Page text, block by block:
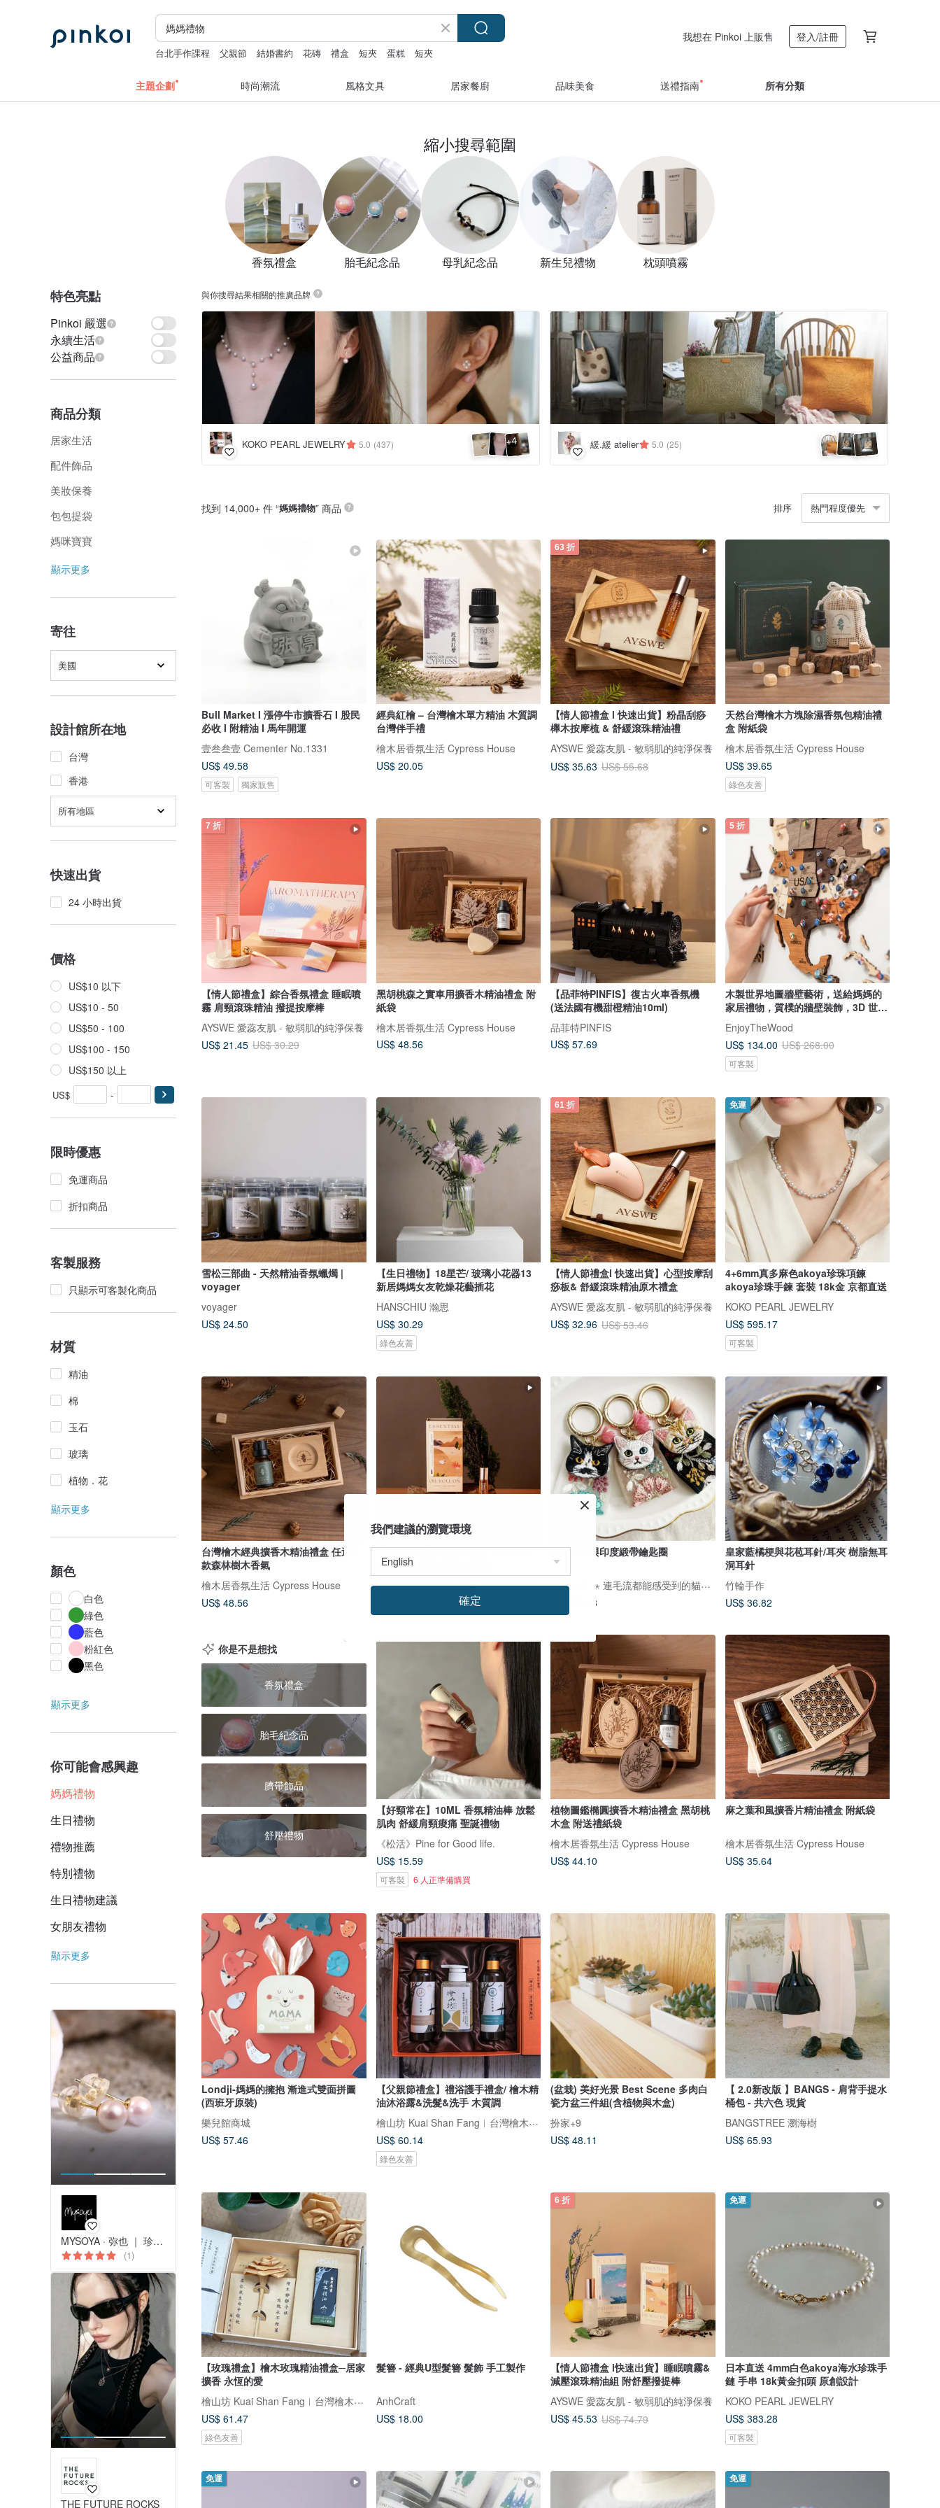
台北手作課程 父親節 結婚書約 花磚 禮盒 短夾 蛋糕 短夾
我想在 Pinkoi 上販售 登入/註冊
主題企劃 時尚潮流 風格文具 居家餐廚 品味美食 送禮指南 所有分類
縮小搜尋範圍
香氛禮盒 胎毛紀念品 母乳紀念品 新生兒禮物 枕頭噴霧
特色亮點
Pinkoi 嚴選
永續生活
公益商品
商品分類
居家生活
配件飾品
美妝保養
包包提袋
媽咪寶寶
顯示更多
寄往
美國
設計館所在地
台灣
香港
所有地區
快速出貨
24 小時出貨
價格
US$10 以下
US$10 - 50
US$50 - 100
US$100 - 150
US$150 以上
US$ -
限時優惠
免運商品
折扣商品
客製服務
只顯示可客製化商品
材質
精油
棉
玉石
玻璃
植物．花
顯示更多
顏色
白色
綠色
藍色
粉紅色
黑色
顯示更多
你可能會感興趣
媽媽禮物
生日禮物
禮物推薦
特別禮物
生日禮物建議
女朋友禮物
顯示更多
MYSOYA · 弥也 ｜ 珍珠與寶石
(1)
THE FUTURE ROCKS
與你搜尋結果相關的推廣品牌
KOKO PEARL JEWELRY 5.0 (437) +4 緩.緩 atelier 5.0 (25)
找到 14,000+ 件 “媽媽禮物” 商品 排序 熱門程度優先
Bull Market I 漲停牛市擴香石 I 股民
必收 I 附精油 I 馬年開運
壹叁叁壹 Cementer No.1331
US$ 49.58
可客製 獨家販售
經典紅檜 – 台灣檜木單方精油 木質調
台灣伴手禮
檜木居香氛生活 Cypress House
US$ 20.05
63 折
【情人節禮盒 l 快速出貨】粉晶刮痧
櫸木按摩梳 & 舒緩滾珠精油禮
AYSWE 愛蕊友肌 - 敏弱肌的純淨保養
US$ 35.63 US$ 55.68
天然台灣檜木方塊除濕香氛包精油禮
盒 附紙袋
檜木居香氛生活 Cypress House
US$ 39.65
綠色友善
7 折
【情人節禮盒】綜合香氛禮盒 睡眠噴
霧 肩頸滾珠精油 撥提按摩棒
AYSWE 愛蕊友肌 - 敏弱肌的純淨保養
US$ 21.45 US$ 30.29
黑胡桃森之實車用擴香木精油禮盒 附
紙袋
檜木居香氛生活 Cypress House
US$ 48.56
【品菲特PINFIS】復古火車香氛機
(送法國有機甜橙精油10ml)
品菲特PINFIS
US$ 57.69
5 折
木製世界地圖牆壁藝術，送給媽媽的
家居禮物，質樸的牆壁裝飾，3D 世界
EnjoyTheWood
US$ 134.00 US$ 268.00
可客製
雪松三部曲 - 天然精油香氛蠟燭 |
voyager
voyager
US$ 24.50
【生日禮物】18星芒/ 玻璃小花器13
新居媽媽女友乾燥花藝插花
HANSCHIU 瀚思
US$ 30.29
綠色友善
61 折
【情人節禮盒l 快速出貨】心型按摩刮
痧板& 舒緩滾珠精油原木禮盒
AYSWE 愛蕊友肌 - 敏弱肌的純淨保養
US$ 32.96 US$ 53.46
免運
4+6mm真多麻色akoya珍珠項鍊
akoya珍珠手鍊 套裝 18k金 京都直送
KOKO PEARL JEWELRY
US$ 595.17
可客製
台灣檜木經典擴香木精油禮盒 任選9
款森林樹木香氣
檜木居香氛生活 Cypress House
US$ 48.56
【情人節禮盒 l 快速出貨】減壓舒緩
滾珠精油 附撥提棒 木質調
AYSWE 愛蕊友肌 - 敏弱肌的純淨保養
貓咪刺繡與印度緞帶鑰匙圈
nyaigs ☾·̩͙⋆ 連毛流都能感受到的貓咪刺繡
US$ 25.43
皇家藍橘梗與花苞耳針/耳夾 樹脂無耳
洞耳針
竹輪手作
US$ 36.82
你是不是想找
香氛禮盒
胎毛紀念品
臍帶飾品
舒壓禮物
【好頸常在】10ML 香氛精油棒 放鬆
肌肉 舒緩肩頸痠痛 聖誕禮物
《松活》Pine for Good life.
US$ 15.59
可客製 6 人正準備購買
植物圖鑑橢圓擴香木精油禮盒 黑胡桃
木盒 附送禮紙袋
檜木居香氛生活 Cypress House
US$ 44.10
麻之葉和風擴香片精油禮盒 附紙袋
檜木居香氛生活 Cypress House
US$ 35.64
Londji-媽媽的擁抱 漸進式雙面拼圖
(西班牙原裝)
樂兒館商城
US$ 57.46
【父親節禮盒】禮浴護手禮盒/ 檜木精
油沐浴露&洗髮&洗手 木質調
檜山坊 Kuai Shan Fang︱台灣檜木香氛領導品牌，療癒森林
US$ 60.14
綠色友善
(盆栽) 美好光景 Best Scene 多肉白
瓷方盆三件組(含植物與木盒)
扮家+9
US$ 48.11
【 2.0新改版 】BANGS - 肩背手提水
桶包 - 共六色 現貨
BANGSTREE 瀏海樹
US$ 65.93
【玫瑰禮盒】檜木玫瑰精油禮盒─居家
擴香 永恆的愛
檜山坊 Kuai Shan Fang︱台灣檜木香氛領導品牌，療癒森林
US$ 61.47
綠色友善
髮簪 - 經典U型髮簪 髮飾 手工製作
AnhCraft
US$ 18.00
6 折
【情人節禮盒 l快速出貨】睡眠噴霧&
減壓滾珠精油組 附舒壓撥提棒
AYSWE 愛蕊友肌 - 敏弱肌的純淨保養
US$ 45.53 US$ 74.79
免運
日本直送 4mm白色akoya海水珍珠手
鏈 手串 18k黃金扣頭 原創設計
KOKO PEARL JEWELRY
US$ 383.28
可客製
免運 免運
我們建議的瀏覽環境
確定